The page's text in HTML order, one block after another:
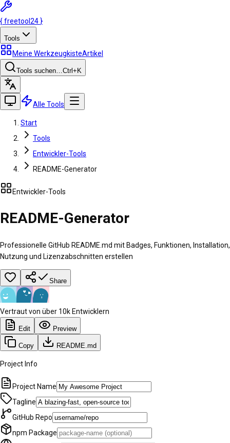
{freetool 24 }
Tools
Meine WerkzeugkisteArtikel
Tools suchen…Ctrl +K
Alle Tools
Start
Tools
Entwickler-Tools
README-Generator
Entwickler-Tools
README-Generator
Professionelle GitHub README.md mit Badges, Funktionen, Installation,
Nutzung und Lizenzabschnitten erstellen
Share
Vertraut von über 10k Entwicklern
Edit Preview
Copy README.md
Project Info
Project Name
Tagline
GitHub Repo
npm Package